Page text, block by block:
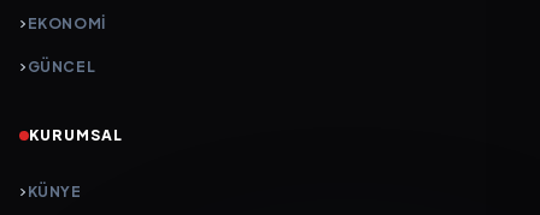
EKONOMİ
GÜNCEL
KURUMSAL
KÜNYE